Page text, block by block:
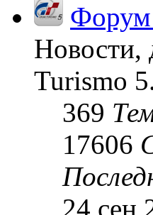
Форум
Новости,
Turismo
369
17606
24 сен